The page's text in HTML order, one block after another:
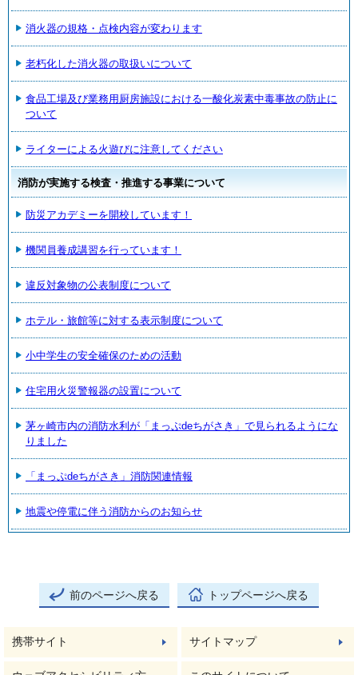
消火器の規格・点検内容が変わります
老朽化した消火器の取扱いについて
食品工場及び業務用厨房施設における一酸化炭素中毒事故の防止に
ついて
ライターによる火遊びに注意してください
消防が実施する検査・推進する事業について
防災アカデミーを開校しています！
機関員養成講習を行っています！
違反対象物の公表制度について
ホテル・旅館等に対する表示制度について
小中学生の安全確保のための活動
住宅用火災警報器の設置について
茅ヶ崎市内の消防水利が「まっぷdeちがさき」で見られるようにな
りました
「まっぷdeちがさき」消防関連情報
地震や停電に伴う消防からのお知らせ
前のページへ戻る トップページへ戻る
携帯サイト サイトマップ